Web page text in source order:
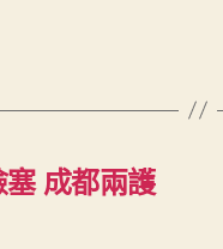
成都兩護